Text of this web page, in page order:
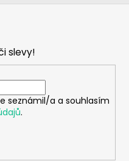
slevy!
seznámil/a a souhlasím
.